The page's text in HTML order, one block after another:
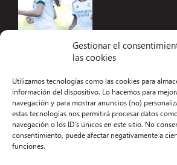
Gestionar el
las cookies
Utilizamos tecnologías como las cookies para
información del dispositivo. Lo hacemos para
navegación y para mostrar anuncios (no)
estas tecnologías nos permitirá procesar datos
navegación o los ID's únicos en este sitio. No
consentimiento, puede afectar negativamente a
funciones.
Aviso Legal
Términos y
Política de